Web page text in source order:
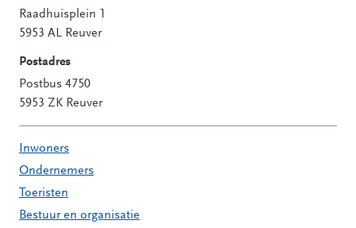
Contactinformatie
Raadhuisplein 1
5953 AL Reuver
Postadres
Postbus 4750
5953 ZK Reuver
Inwoners
Ondernemers
Toeristen
Bestuur en organisatie